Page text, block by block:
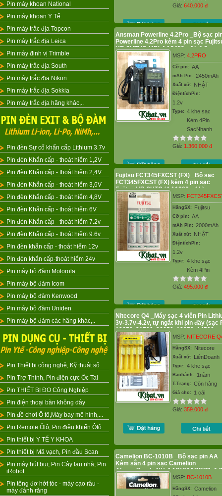
Pin máy khoan National
Pin máy khoan Y Tế
Pin máy trắc địa Topcon
Pin máy trắc địa Leica
Pin máy định vị Trimble
Pin máy trắc địa South
Pin máy trắc địa Nikon
Pin máy trắc địa Sokkia
Pin máy trắc địa hãng khác,..
Pin đèn Sự cố khẩn cấp Lithium 3.7v
Pin đèn Khẩn cấp - thoát hiểm 1,2V
Pin đèn Khẩn cấp - thoát hiểm 2,4V
Pin đèn Khẩn cấp - thoát hiểm 3,6V
Pin đèn Khẩn cấp - thoát hiểm 4,8V
Pin đèn Khẩn cấp - thoát hiểm 6V
Pin đèn Khẩn cấp - thoát hiểm 7.2v
Pin đèn Khẩn cấp - thoát hiểm 9.6v
Pin đèn khẩn cấp - thoát hiểm 12v
Pin đèn khẩn cấp-thoát hiểm 24v
Pin máy bộ đàm Motorola
Pin máy bộ đàm Icom
Pin máy bộ đàm Kenwood
Pin máy bộ đàm Uniden
Pin máy bộ đàm các hãng khác,..
Pin Thiết bị công nghệ, Kỹ thuật số
Pin Trợ Thính, Pin điện cực Ốc Tai
Pin THIẾT BỊ ĐO Công Nghiệp
Pin điện thoại bàn không dây
Pin đồ chơi Ô tô,Máy bay mô hình,...
Pin Remote Ôtô, Pin điều khiển Ôtô
Pin thiết bị Y TẾ Y KHOA
Pin thiết bị Mã vạch, Pin đầu Scan
Pin máy hút bụi; Pin Cây lau nhà; Pin
iRobot
Pin tông đơ hớt tóc - máy cạo râu -
máy đánh răng
Giá: 640.000 đ
Ansman Powerline 4.2Pro _Bộ sạc
Powerline 4.2Pro kèm 4 pin sạc
HR-3UTHC (4B) AA2450mAh 1.2v
MSP: 4.2PRO
Cỡ pin: AA
mAh Pin: 2450mAh
Xuất xứ: NHẬT
ĐiệntíchPin:
1.2v
Type: 4 khe sạc
Kèm 4Pin
SạcNhanh
Giá: 1.360.000 đ
Fujitsu FCT345FXCST (FX) _Bộ sạc
FCT345FXCST (FX) kèm 4 pin sạc
Fujitsu HR-3UTC (AA1900mAh)
MSP:
HãngSX: Fujitsu
Cỡ pin: AA
mAh Pin: 2000mAh
Xuất xứ: NHẬT
ĐiệntíchPin:
1.2v
Type: 4 khe sạc
Kèm 4Pin
Giá: 495.000 đ
Nitecore Q4 _Máy sạc 4 viên Pin
3v-3.7v-4.2v, tự ngắt khi pin đầy (sạc
18650, 21700, 26650, 18350, 14500,
16340,..)
MSP: NITECORE
HãngSX: Nitecore
Xuất xứ: LiênDoanh
Type: 4 khe sạc
Bảohành: 1năm
T.Trạng: Còn hàng
Giá cho: 1 cái
Giá: 359.000 đ
Camelion BC-1010B _Bộ sạc pin AA
Kèm sẳn 4 pin sạc Camelion
AlwaysReady NH-AA2500ARBP2 -
MSP: BC-1010B
HãngSX: Camelion